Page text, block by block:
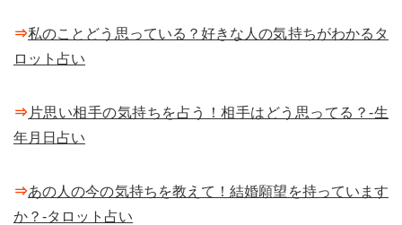
⇒私のことどう思っている？好きな人の気持ちがわかるタ
ロット占い
⇒ 片思い相手の気持ちを占う！相手はどう思ってる？-生
年月日占い
⇒あの人の今の気持ちを教えて！結婚願望を持っています
か？-タロット占い